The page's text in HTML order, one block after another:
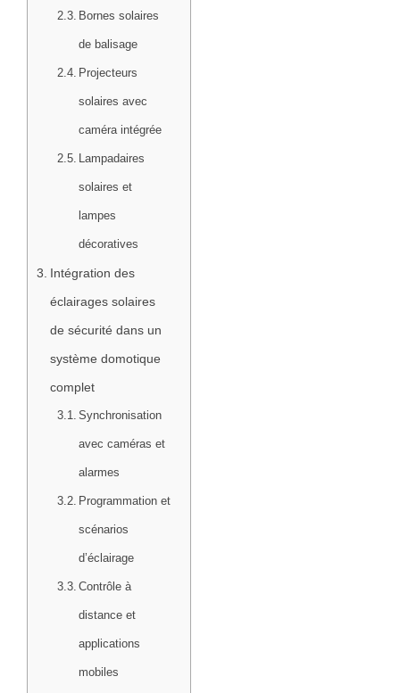
Bornes solaires
de balisage
Projecteurs
solaires avec
caméra intégrée
Lampadaires
solaires et
lampes
décoratives
Intégration des
éclairages solaires
de sécurité dans un
système domotique
complet
Synchronisation
avec caméras et
alarmes
Programmation et
scénarios
d’éclairage
Contrôle à
distance et
applications
mobiles